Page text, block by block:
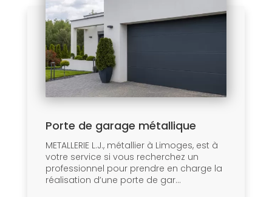
Porte de garage métallique
METALLERIE L.J., métallier à Limoges, est à
votre service si vous recherchez un
professionnel pour prendre en charge la
réalisation d’une porte de gar...